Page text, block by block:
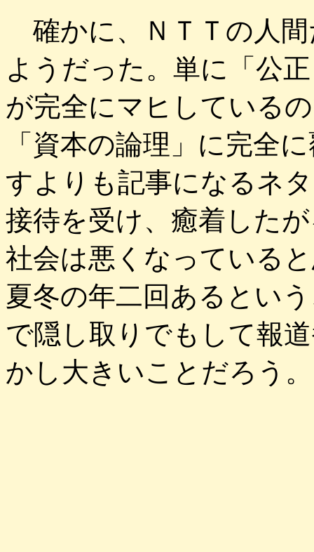
確かに、ＮＴＴの人
ようだった。単に「公
が完全にマヒしている
「資本の論理」に完全
すよりも記事になるネ
接待を受け、癒着した
社会は悪くなっている
夏冬の年二回あるとい
で隠し取りでもして報
かし大きいことだろう。